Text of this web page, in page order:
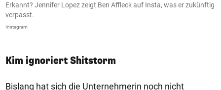
Erkannt? Jennifer Lopez zeigt Ben Affleck auf Insta, was er zukünftig
verpasst.
Instagram
Kim ignoriert Shitstorm
Bislang hat sich die Unternehmerin noch nicht